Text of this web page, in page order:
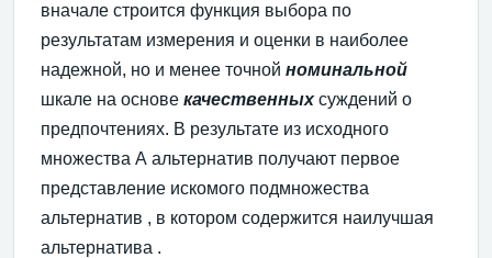
вначале строится функция выбора по
результатам измерения и оценки в наиболее
надежной, но и менее точной номинальной
шкале на основе качественныхсуждений о
предпочтениях. В результате из исходного
множества А альтернатив получают первое
представление искомого подмножества
альтернатив , в котором содержится наилучшая
альтернатива .